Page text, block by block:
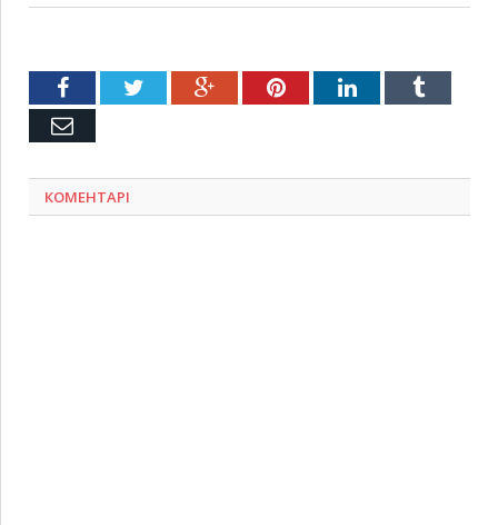
FacebookTwitter Google+PinterestLinkedInTumblr
Емейл
КОМЕНТАРІ